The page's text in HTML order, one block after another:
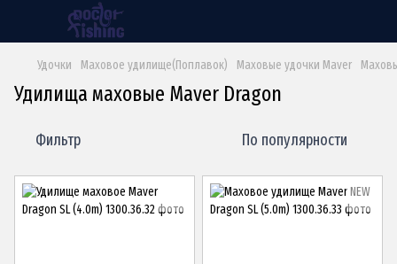
Удочки Маховое удилище(Поплавок) Маховые удочки Maver
Удилища маховые Maver Dragon
Фильтр По популярности